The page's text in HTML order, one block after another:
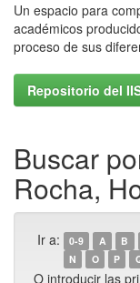
Un espacio para
académicos
proceso de sus
Repositorio del
Buscar
Rocha,
Ir a: 0-9 A B
N
O P
O introducir las